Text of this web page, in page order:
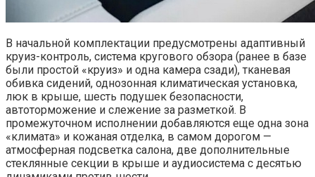
В начальной комплектации предусмотрены адаптивный
круиз-контроль, система кругового обзора (ранее в базе
были простой «круиз» и одна камера сзади), тканевая
обивка сидений, однозонная климатическая установка,
люк в крыше, шесть подушек безопасности,
автоторможение и слежение за разметкой. В
промежуточном исполнении добавляются еще одна зона
«климата» и кожаная отделка, в самом дорогом —
атмосферная подсветка салона, две дополнительные
стеклянные секции в крыше и аудиосистема с десятью